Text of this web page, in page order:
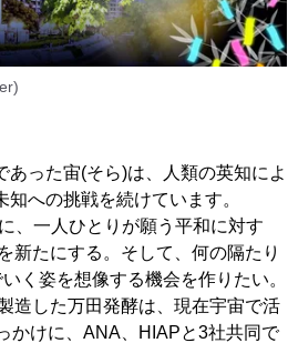
った宙(そら)は、人類の英知によ
への挑戦を続けています。
、一人ひとりが願う平和に対す
新たにする。そして、何の隔たり
く姿を想像する機会を作りたい。
造した万田発酵は、現在宇宙で活
かけに、ANA、HIAPと3社共同で